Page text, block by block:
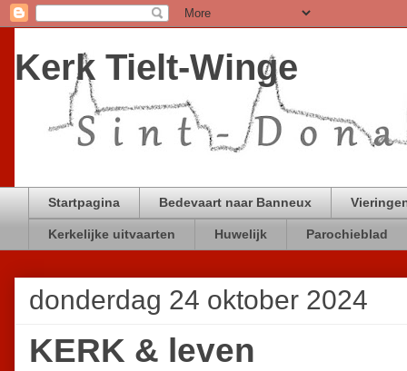
Kerk Tielt-Winge
Startpagina Bedevaart naar Banneux
Kerkelijke uitvaarten Huwelijk Parochieblad
donderdag 24 oktober 2024
KERK & leven